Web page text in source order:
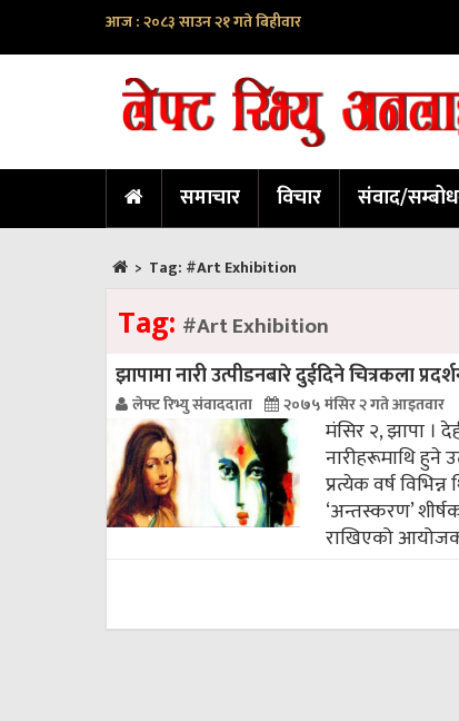
आज : २०८३ साउन २१ गते बिहीवार
समाचार विचार संवाद/
> Tag: #Art Exhibition
Tag: #Art Exhibition
झापामा नारी उत्पीडनबारे दुईदिने चित्रकला
लेफ्ट रिभ्यु संवाददाता २०७५ मंसिर २ गते आइतवार
मंसिर २, झापा ।
नारीहरूमाथि हुने
प्रत्येक वर्ष
‘अन्तस्करण’
राखिएको